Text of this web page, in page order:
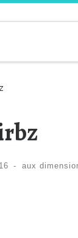
- aux
dans